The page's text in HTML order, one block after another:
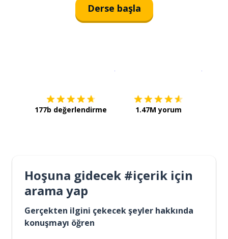
Derse başla
177b değerlendirme 1.47M yorum
Hoşuna gidecek #içerik için
arama yap
Gerçekten ilgini çekecek şeyler hakkında
konuşmayı öğren